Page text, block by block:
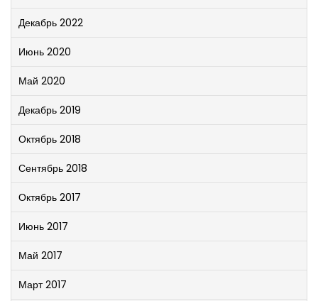
Декабрь 2022
Июнь 2020
Май 2020
Декабрь 2019
Октябрь 2018
Сентябрь 2018
Октябрь 2017
Июнь 2017
Май 2017
Март 2017